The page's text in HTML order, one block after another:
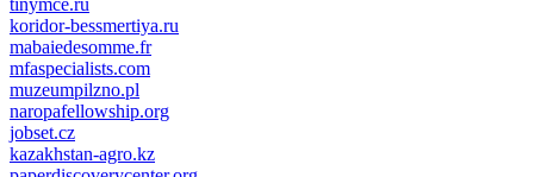
tinymce.ru
koridor-bessmertiya.ru
mabaiedesomme.fr
mfaspecialists.com
muzeumpilzno.pl
naropafellowship.org
jobset.cz
kazakhstan-agro.kz